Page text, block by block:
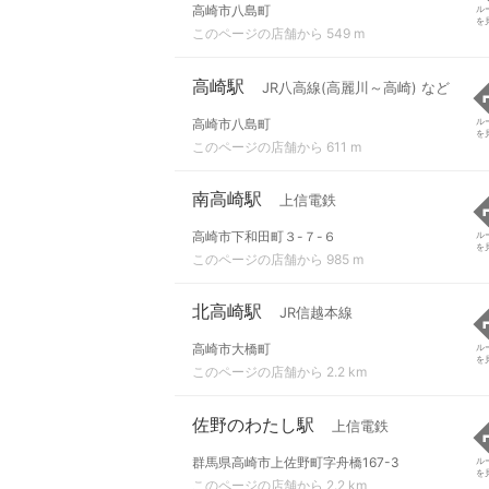
高崎市八島町
このページの店舗から 549 m
ル
を
高崎駅 JR八高線(高麗川～高崎) など
高崎市八島町
このページの店舗から 611 m
ル
を
南高崎駅 上信電鉄
高崎市下和田町３-７-６
このページの店舗から 985 m
ル
を
北高崎駅 JR信越本線
高崎市大橋町
このページの店舗から 2.2 km
ル
を
佐野のわたし駅 上信電鉄
群馬県高崎市上佐野町字舟橋167-3
このページの店舗から 2.2 km
ル
を